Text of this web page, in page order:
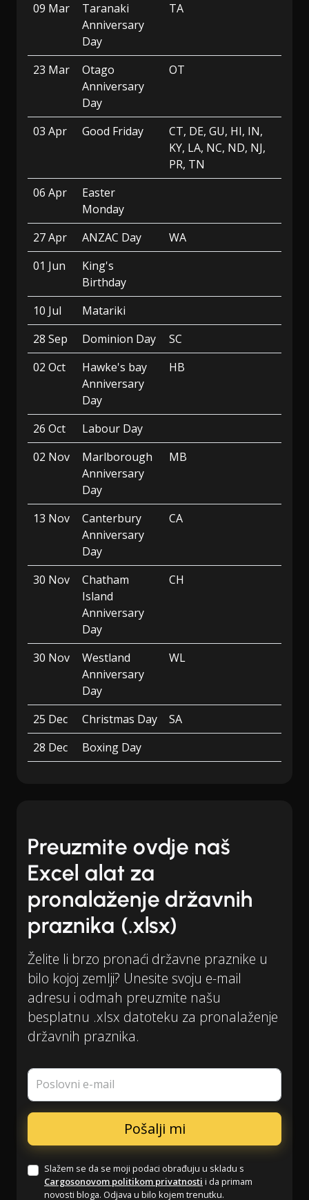
09 Mar
Taranaki
Anniversary
Day
TA
23 Mar
Otago
Anniversary
Day
OT
03 Apr Good Friday
CT, DE, GU, HI, IN,
KY, LA, NC, ND, NJ,
PR, TN
06 Apr
Easter
Monday
27 Apr
ANZAC Day
WA
01 Jun
King's
Birthday
10 Jul
Matariki
28 Sep
Dominion Day
SC
02 Oct
Hawke's bay
Anniversary
Day
HB
26 Oct
Labour Day
02 Nov
Marlborough
Anniversary
Day
MB
13 Nov
Canterbury
Anniversary
Day
CA
30 Nov
Chatham
Island
Anniversary
Day
CH
30 Nov
Westland
Anniversary
Day
WL
25 Dec Christmas Day
SA
28 Dec
Boxing Day
Preuzmite ovdje naš
Excel alat za
pronalaženje državnih
praznika (.xlsx)
Želite li brzo pronaći državne praznike u
bilo kojoj zemlji? Unesite svoju e-mail
adresu i odmah preuzmite našu
besplatnu .xlsx datoteku za pronalaženje
državnih praznika.
Poslovni e-mail
Slažem se da se moji podaci obrađuju u skladu s
Cargosonovom politikom privatnosti i da primam
novosti bloga. Odjava u bilo kojem trenutku.